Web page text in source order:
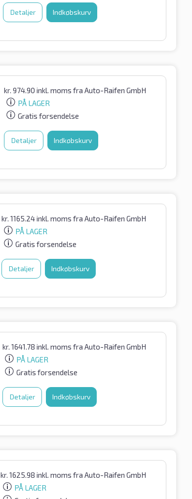
Detaljer Indkøbskurv
kr. 974.90 inkl. moms fra Auto-Raifen GmbH
PÅ LAGER
Gratis forsendelse
Detaljer Indkøbskurv
kr. 1165.24inkl. moms fra Auto-Raifen GmbH
PÅ LAGER
Gratis forsendelse
Detaljer Indkøbskurv
kr. 1641.78 inkl. moms fra Auto-Raifen GmbH
PÅ LAGER
Gratis forsendelse
Detaljer Indkøbskurv
kr. 1625.98 inkl. moms fra Auto-Raifen GmbH
PÅ LAGER